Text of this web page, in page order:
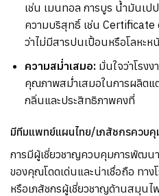
เช่น เมนทอล การบูร น้ำมันเป
ความบริสุทธิ์ เช่น Certificate
ว่าไม่มีสารปนเปื้อนหรือโลหะห
ความสม่ำเสมอ: มั่นใจว่าโรง
คุณภาพสม่ำเสมอในการผลิตแ
กลิ่นและประสิทธิภาพคงที่
มีทีมแพทย์แผนไทย/เภสัชกรควบ
การมีผู้เชี่ยวชาญควบคุมการพัฒน
ของคุณโดดเด่นและน่าเชื่อถือ ทา
หรือเภสัชกรผู้เชี่ยวชาญด้านสมุน